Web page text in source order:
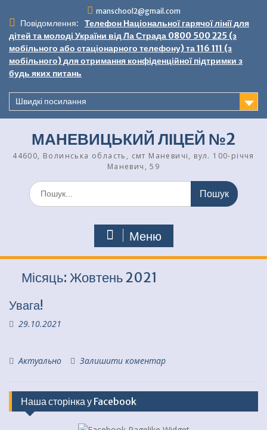
вмісту
manschool2@gmail.com
Повідомлення:
Телефон Національної гарячої лінії для
дітей та молоді України від Ла Страда 0800 500 225 (з
мобільного або стаціонарного телефону) та 116 111 (з
мобільного) для отримання конфіденційної підтримки з
будь яких питань
Швидкі посилання
МАНЕВИЦЬКИЙ ЛІЦЕЙ №2
44600, Волинська область, смт Маневичі, вул. 100-річчя
Маневич, 59
Шукати:
Меню
Місяць: Жовтень 2021
Увага!
29.10.2021
Актуально Залишити коментар
Наша сторінка у Facebook